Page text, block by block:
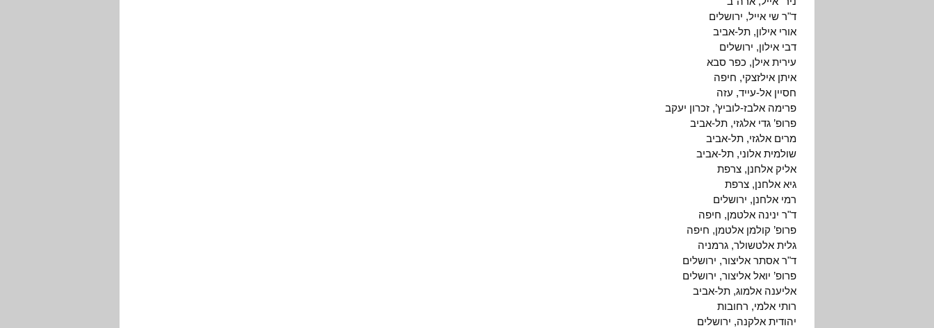
ד"ר שי אייל, ירושלים
אורי אילון, תל-אביב
דבי אילון, ירושלים
עירית אילן, כפר סבא
איתן אילזצקי, חיפה
חסיין אל-עייד, עזה
פרימה אלבז-לוביץ’, זכרון יעקב
פרופ’ גדי אלגזי, תל-אביב
מרים אלגזי, תל-אביב
שולמית אלוני, תל-אביב
אליק אלחנן, צרפת
גיא אלחנן, צרפת
רמי אלחנן, ירושלים
ד"ר ינינה אלטמן, חיפה
פרופ’ קולמן אלטמן, חיפה
גלית אלטשולר, גרמניה
ד"ר אסתר אליצור, ירושלים
פרופ’ יואל אליצור, ירושלים
אליענה אלמוג, תל-אביב
רותי אלמי, רחובות
יהודית אלקנה, ירושלים